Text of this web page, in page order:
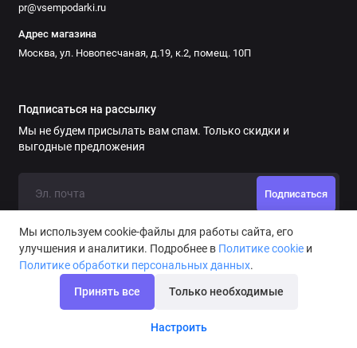
pr@vsempodarki.ru
Адрес магазина
Москва, ул. Новопесчаная, д.19, к.2, помещ. 10П
Подписаться на рассылку
Мы не будем присылать вам спам. Только скидки и
выгодные предложения
Подписаться
Мы используем cookie-файлы для работы сайта, его
улучшения и аналитики. Подробнее в Политике cookie и
Политике обработки персональных данных.
Принять все Только необходимые
Настроить